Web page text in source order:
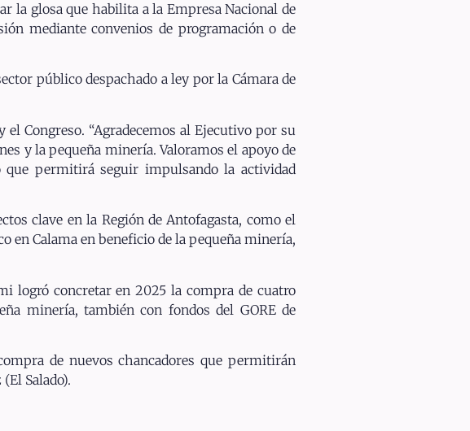
la glosa que habilita a la Empresa Nacional de
mediante convenios de programación o de
público despachado a ley por la Cámara de
Congreso. “Agradecemos al Ejecutivo por su
y la pequeña minería. Valoramos el apoyo de
que permitirá seguir impulsando la actividad
clave en la Región de Antofagasta, como el
en Calama en beneficio de la pequeña minería,
logró concretar en 2025 la compra de cuatro
minería, también con fondos del GORE de
de nuevos chancadores que permitirán
Salado).